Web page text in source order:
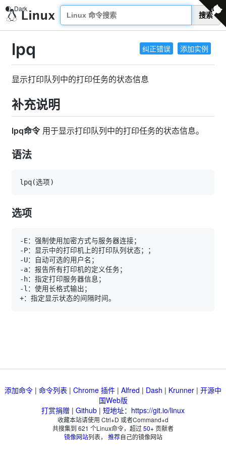
搜索
纠正错误 添加实例
lpq
显示打印队列中的打印任务的状态信息
补充说明
lpq命令用于显示打印队列中的打印任务的状态信息。
语法
lpq(选项)
选项
添加命令 | 命令列表 | Chrome 插件 | Alfred | Dash | Krunner | 开源中
国Web版
打赏捐赠 | Github | 短地址：https://git.io/linux
收藏本站请使用 Ctrl+D 或者Command+d
共搜集到 621 个Linux命令，超过50+贡献者
镜像网站列表， 推荐自己的镜像网站